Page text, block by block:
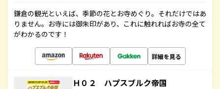
鎌倉の観光といえば、季節の花とお寺めぐり。それだけではあ
りません。お寺には御朱印があり、これに触れればお寺の全て
がわかるのです！
詳細を見る
Ｈ０２ ハプスブルク帝国